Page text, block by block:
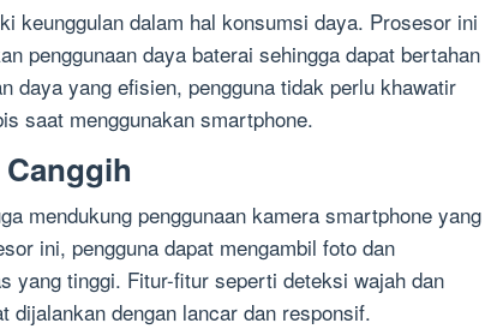
keunggulan dalam hal konsumsi daya. Prosesor ini
penggunaan daya baterai sehingga dapat bertahan
daya yang efisien, pengguna tidak perlu khawatir
saat menggunakan smartphone.
mendukung penggunaan kamera smartphone yang
ini, pengguna dapat mengambil foto dan
yang tinggi. Fitur-fitur seperti deteksi wajah dan
dijalankan dengan lancar dan responsif.